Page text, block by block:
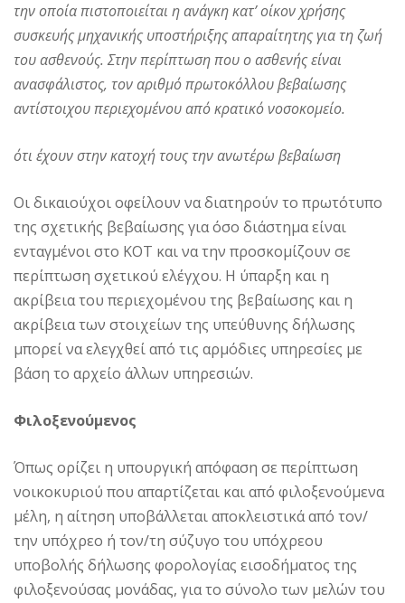
την οποία πιστοποιείται η ανάγκη κατ’ οίκον χρήσης
συσκευής μηχανικής υποστήριξης απαραίτητης για τη ζωή
του ασθενούς. Στην περίπτωση που ο ασθενής είναι
ανασφάλιστος, τον αριθμό πρωτοκόλλου βεβαίωσης
αντίστοιχου περιεχομένου από κρατικό νοσοκομείο.
ότι έχουν στην κατοχή τους την ανωτέρω βεβαίωση
Οι δικαιούχοι οφείλουν να διατηρούν το πρωτότυπο
της σχετικής βεβαίωσης για όσο διάστημα είναι
ενταγμένοι στο ΚΟΤ και να την προσκομίζουν σε
περίπτωση σχετικού ελέγχου. Η ύπαρξη και η
ακρίβεια του περιεχομένου της βεβαίωσης και η
ακρίβεια των στοιχείων της υπεύθυνης δήλωσης
μπορεί να ελεγχθεί από τις αρμόδιες υπηρεσίες με
βάση το αρχείο άλλων υπηρεσιών.
Φιλοξενούμενος
Όπως ορίζει η υπουργική απόφαση σε περίπτωση
νοικοκυριού που απαρτίζεται και από φιλοξενούμενα
μέλη, η αίτηση υποβάλλεται αποκλειστι­κά από τον/
την υπόχρεο ή τον/τη σύζυγο του υπόχρε­ου
υποβολής δήλωσης φορολογίας εισοδήματος της
φιλοξενούσας μονάδας, για το σύνολο των μελών του